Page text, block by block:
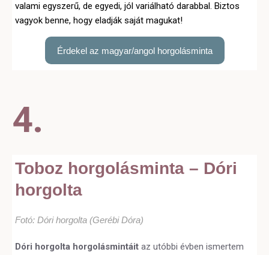
valami egyszerű, de egyedi, jól variálható darabbal. Biztos
vagyok benne, hogy eladják saját magukat!
Érdekel az magyar/angol horgolásminta
4.
Toboz horgolásminta – Dóri
horgolta
Fotó: Dóri horgolta (Gerébi Dóra)
Dóri horgolta horgolásmintáit az utóbbi évben ismertem